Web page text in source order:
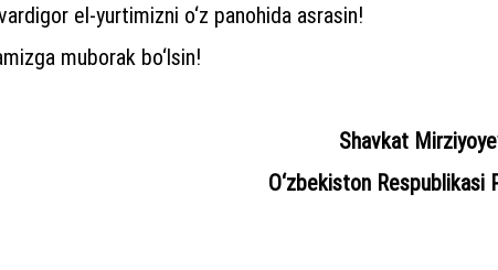
el-yurtimizni o‘z panohida asrasin!
muborak bo‘lsin!
Shavkat
O‘zbekiston Respublikasi